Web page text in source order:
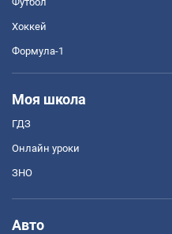
Хоккей
Формула-1
Моя школа
ГДЗ
Онлайн уроки
ЗНО
Авто